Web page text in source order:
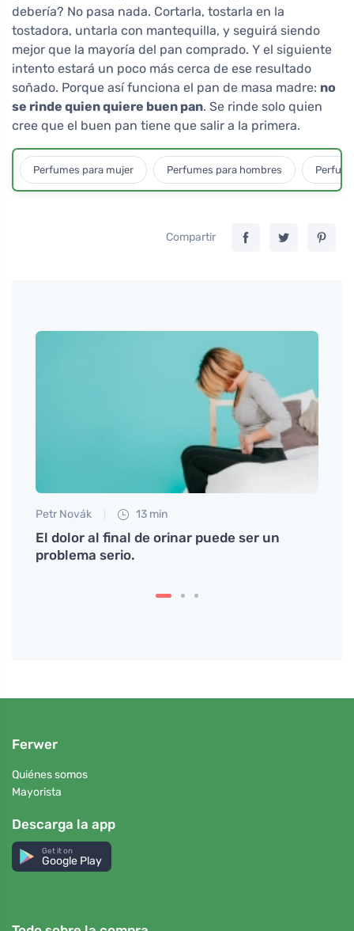
debería? No pasa nada. Cortarla, tostarla en la
tostadora, untarla con mantequilla, y seguirá siendo
mejor que la mayoría del pan comprado. Y el siguiente
intento estará un poco más cerca de ese resultado
soñado. Porque así funciona el pan de masa madre: no
se rinde quien quiere buen pan. Se rinde solo quien
cree que el buen pan tiene que salir a la primera.
Perfumes para mujer Perfumes para hombres
Compartir
Petr Novák 13 min
El dolor al final de orinar puede ser un
problema serio.
Ferwer
Quiénes somos
Mayorista
Descarga la app
Get it on
Google Play